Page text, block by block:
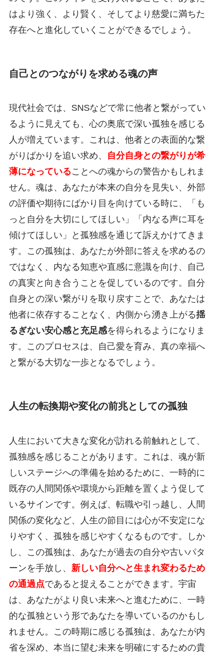
はより強く、より賢く、そしてより慈愛に満ちた
存在へと進化していくことができるでしょう。
自己とのつながりを求める魂の声
現代社会では、SNSなどで常に他者と繋がってい
るように見えても、心の奥底で深い孤独を感じる
人が増えています。これは、他者との表面的な繋
がりばかりを追い求め、
自分自身との繋がりが希
薄になっていることへの魂からの警告かもしれま
せん。魂は、あなたが本来の自分を見失い、外部
の評価や期待にばかり目を向けている時に、「も
っと自分を大切にしてほしい」「内なる声に耳を
傾けてほしい」と孤独感を通じて訴えかけてきま
す。この孤独は、あなたが外部に答えを求めるの
ではなく、内なる知恵や直感に意識を向け、自己
の真実と向き合うことを促しているのです。自分
自身との深い繋がりを取り戻すことで、あなたは
他者に依存することなく、内側から湧き上がる揺
るぎない安心感と充足感を得られるようになりま
す。このプロセスは、自己愛を育み、真の幸福へ
と繋がる大切な一歩となるでしょう。
人生の転換期や変化の前兆としての孤独
人生において大きな変化が訪れる前触れとして、
孤独感を感じることがあります。これは、魂が新
しいステージへの準備を始めるために、一時的に
既存の人間関係や環境から距離を置くよう促して
いるサインです。例えば、転職や引っ越し、人間
関係の変化など、人生の節目には心が不安定にな
りやすく、孤独を感じやすくなるものです。しか
し、この孤独は、あなたが過去の自分や古いパタ
ーンを手放し、 新しい自分へと生まれ変わるため
の通過点であると捉えることができます。宇宙
は、あなたがより良い未来へと進むために、一時
的な孤独という形であなたを導いているのかもし
れません。この時期に感じる孤独は、あなたが内
省を深め、本当に望む未来を明確にするための貴